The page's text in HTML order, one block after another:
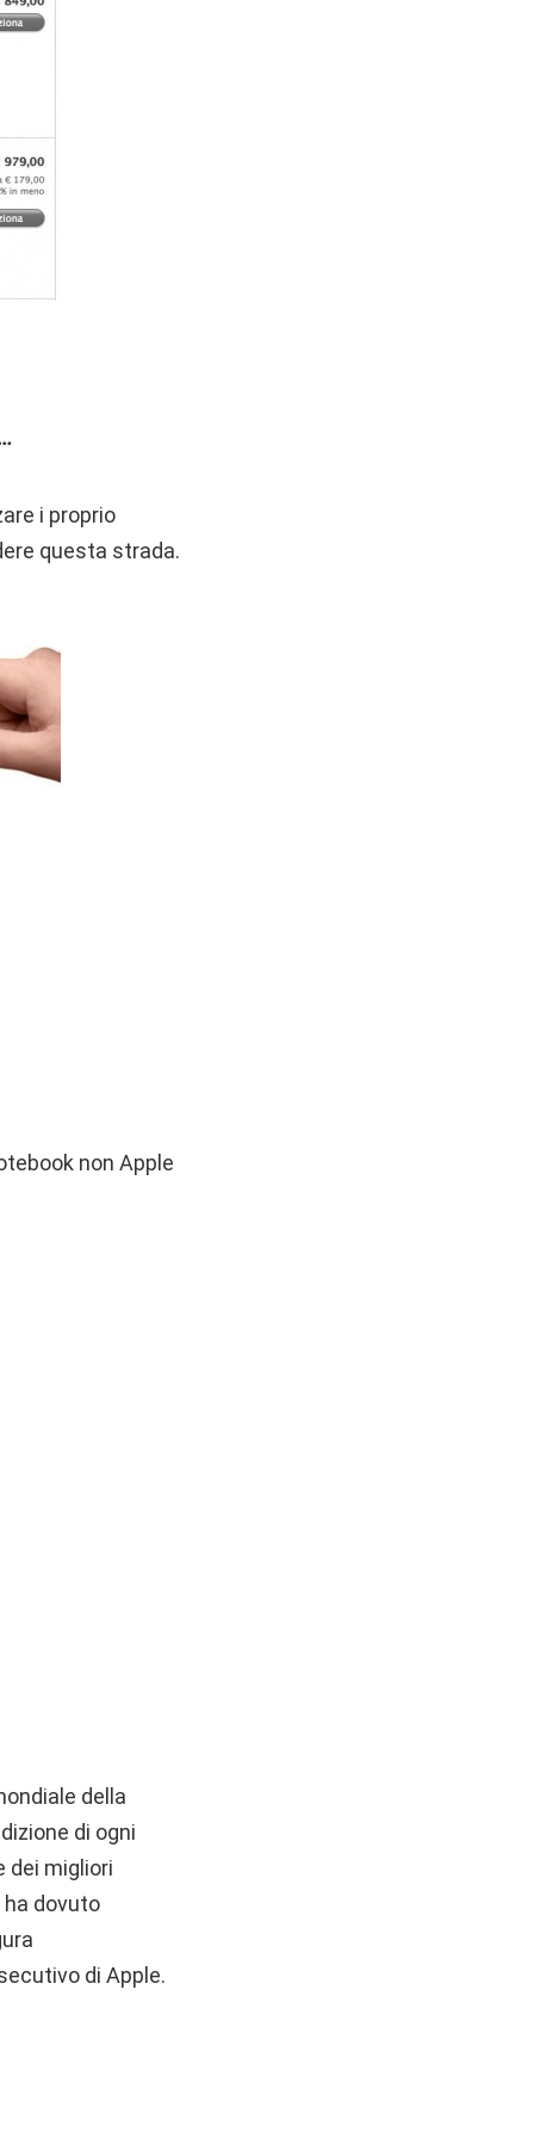
i proprio
questa strada.
non Apple
della
di ogni
dei migliori
ha dovuto
di Apple.